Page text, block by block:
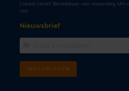
Lokaal tarief. Bereikbaar van maandag t/m
uur.
Nieuwsbrief
INSCHRIJVEN